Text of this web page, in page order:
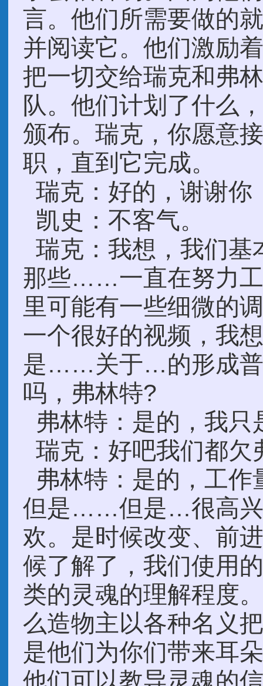
言。他们所需要做的
并阅读它。他们激励
把一切交给瑞克和弗
队。他们计划了什么
颁布。瑞克，你愿意
职，直到它完成。
瑞克：好的，谢谢你
凯史：不客气。
瑞克：我想，我们基
那些……一直在努力
里可能有一些细微的
一个很好的视频，我
是……关于…的形成普
吗，弗林特?
弗林特：是的，我只
瑞克：好吧我们都欠
弗林特：是的，工作
但是……但是…很高兴
欢。是时候改变、前
候了解了，我们使用
类的灵魂的理解程度
么造物主以各种名义
是他们为你们带来耳